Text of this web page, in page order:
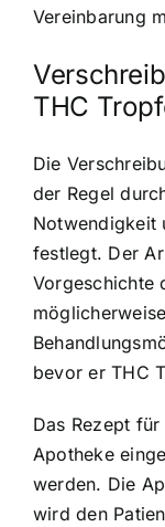
Vereinbarung
THC
Die
der Regel
Notwendigkeit
festlegt. Der
Vorgeschichte
bevor er THC
Das Rezept
Apotheke
werden. Die
wird den